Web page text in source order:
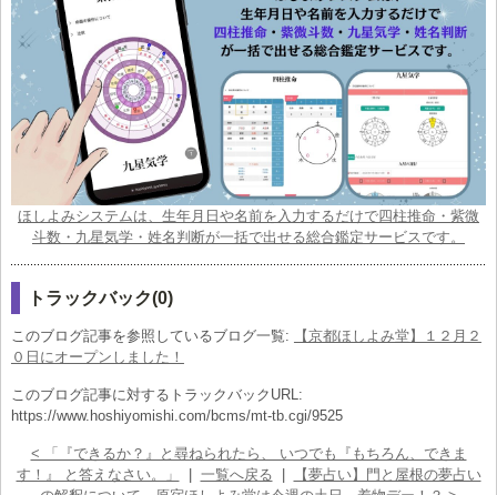
ほしよみシステムは、生年月日や名前を入力するだけで四柱推命・紫微
斗数・九星気学・姓名判断が一括で出せる総合鑑定サービスです。
トラックバック(0)
このブログ記事を参照しているブログ一覧:
【京都ほしよみ堂】１２月２
０日にオープンしました！
このブログ記事に対するトラックバックURL:
https://www.hoshiyomishi.com/bcms/mt-tb.cgi/9525
< 「『できるか？』と尋ねられたら、 いつでも『もちろん、できま
す！』 と答えなさい。」
| 一覧へ戻る |
【夢占い】門と屋根の夢占い